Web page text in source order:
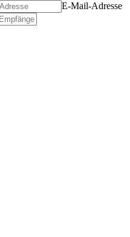
E-Mail-Adresse